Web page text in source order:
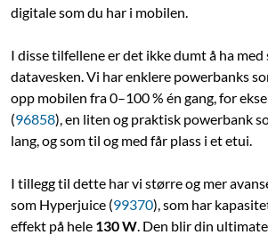
digitale som du har i mobilen.
I disse tilfellene er det ikke dumt å ha med
datavesken. Vi har enklere powerbanks
opp mobilen fra 0–100 % én gang, for
(96858), en liten og praktisk powerbank
lang, og som til og med får plass i et etui.
I tillegg til dette har vi større og mer
som Hyperjuice (99370), som har
effekt på hele 130 W . Den blir din